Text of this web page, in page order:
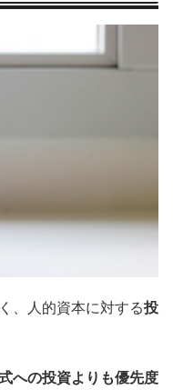
、人的資本に対する投
への投資よりも優先度